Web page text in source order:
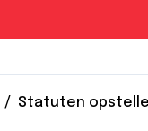
Statuten